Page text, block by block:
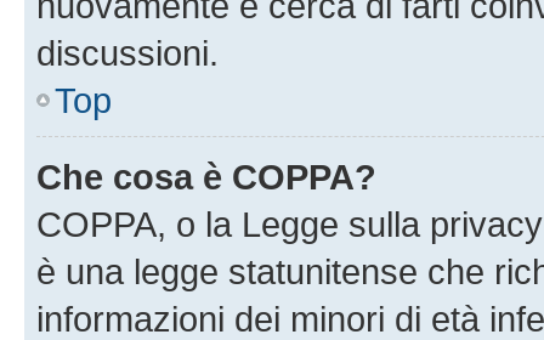
discussioni.
Top
Che cosa è COPPA?
COPPA, o la Legge sulla
è una legge statunitense che
informazioni dei minori di età